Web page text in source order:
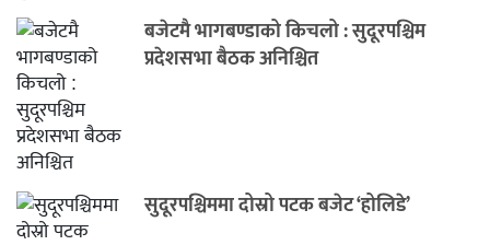
बजेटमै भागबण्डाको किचलो : सुदूरपश्चिम
प्रदेशसभा बैठक अनिश्चित
सुदूरपश्चिममा दोस्रो पटक बजेट ‘होलिडे’